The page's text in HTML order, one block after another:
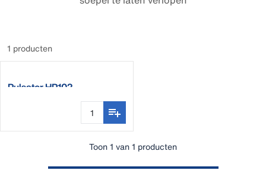
1 producten
Pulsator HP102
Toon 1 van 1 producten